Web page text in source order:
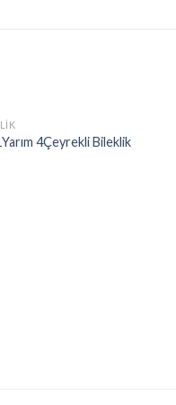
4Çeyrekli Bileklik